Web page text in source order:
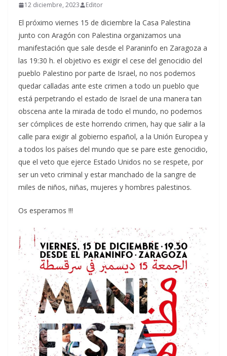
12 diciembre, 2023 Editor
El próximo viernes 15 de diciembre la Casa Palestina
junto con Aragón con Palestina organizamos una
manifestación que sale desde el Paraninfo en Zaragoza a
las 19:30 h. el objetivo es exigir el cese del genocidio del
pueblo Palestino por parte de Israel, no nos podemos
quedar calladas ante este crimen a todo un pueblo que
está perpetrando el estado de Israel de una manera tan
obscena ante la mirada de todo el mundo, no podemos
ser cómplices de este horrendo crimen, hay que salir a la
calle para exigir al gobierno español, a la Unión Europea y
a todos los países del mundo que se pare este genocidio,
que el veto que ejerce Estado Unidos no se respete, por
ser un veto criminal y estar manchado de la sangre de
miles de niños, niñas, mujeres y hombres palestinos.
Os esperamos !!!